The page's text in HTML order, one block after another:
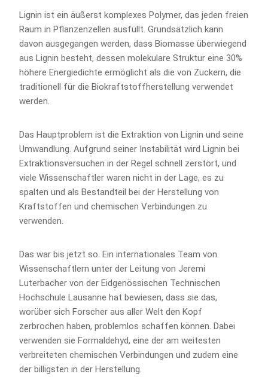
Lignin ist ein äußerst komplexes Polymer, das jeden freien
Raum in Pflanzenzellen ausfüllt. Grundsätzlich kann
davon ausgegangen werden, dass Biomasse überwiegend
aus Lignin besteht, dessen molekulare Struktur eine 30%
höhere Energiedichte ermöglicht als die von Zuckern, die
traditionell für die Biokraftstoffherstellung verwendet
werden.
Das Hauptproblem ist die Extraktion von Lignin und seine
Umwandlung. Aufgrund seiner Instabilität wird Lignin bei
Extraktionsversuchen in der Regel schnell zerstört, und
viele Wissenschaftler waren nicht in der Lage, es zu
spalten und als Bestandteil bei der Herstellung von
Kraftstoffen und chemischen Verbindungen zu
verwenden.
Das war bis jetzt so. Ein internationales Team von
Wissenschaftlern unter der Leitung von Jeremi
Luterbacher von der Eidgenössischen Technischen
Hochschule Lausanne hat bewiesen, dass sie das,
worüber sich Forscher aus aller Welt den Kopf
zerbrochen haben, problemlos schaffen können. Dabei
verwenden sie Formaldehyd, eine der am weitesten
verbreiteten chemischen Verbindungen und zudem eine
der billigsten in der Herstellung.